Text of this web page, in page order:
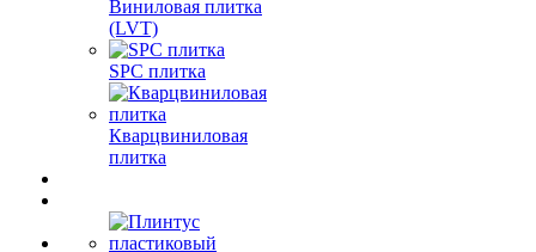
Виниловая плитка
(LVT)
SPC плитка
Кварцвиниловая
плитка